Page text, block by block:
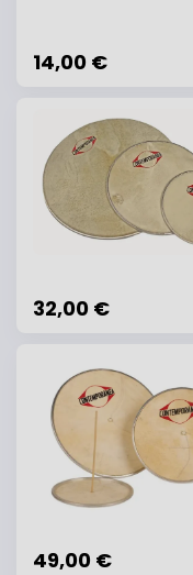
14,00 €
32,00 €
49,00 €